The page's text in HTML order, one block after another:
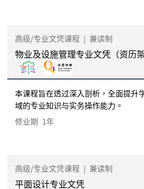
高级/专业文凭课程 | 兼读制
物业及设施管理专业文凭（资历架
本课程旨在透过深入剖析，全面提升
域的专业知识与实务操作能力。
修业期 1年
高级/专业文凭课程 | 兼读制
平面设计专业文凭